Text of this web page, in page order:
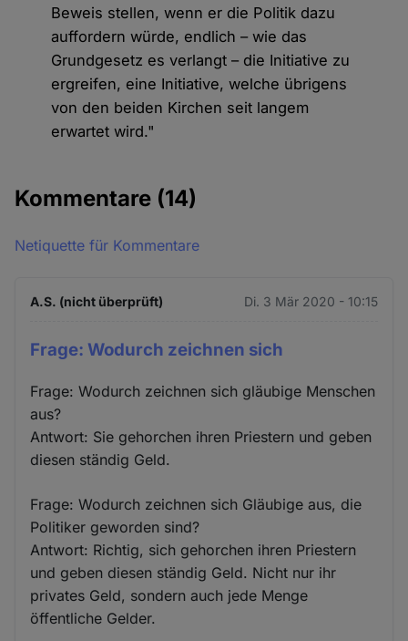
Beweis stellen, wenn er die Politik dazu
auffordern würde, endlich – wie das
Grundgesetz es verlangt – die Initiative zu
ergreifen, eine Initiative, welche übrigens
von den beiden Kirchen seit langem
erwartet wird."
Kommentare (14)
Netiquette für Kommentare
A.S. (nicht überprüft) Di. 3 Mär 2020 - 10:15
Frage: Wodurch zeichnen sich
Frage: Wodurch zeichnen sich gläubige Menschen
aus?
Antwort: Sie gehorchen ihren Priestern und geben
diesen ständig Geld.
Frage: Wodurch zeichnen sich Gläubige aus, die
Politiker geworden sind?
Antwort: Richtig, sich gehorchen ihren Priestern
und geben diesen ständig Geld. Nicht nur ihr
privates Geld, sondern auch jede Menge
öffentliche Gelder.